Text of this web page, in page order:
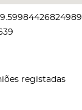
registadas